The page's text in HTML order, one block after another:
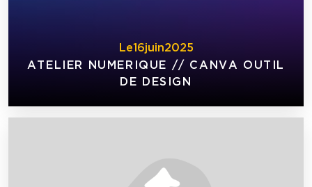
Le16juin2025
ATELIER NUMERIQUE // CANVA OUTIL
DE DESIGN